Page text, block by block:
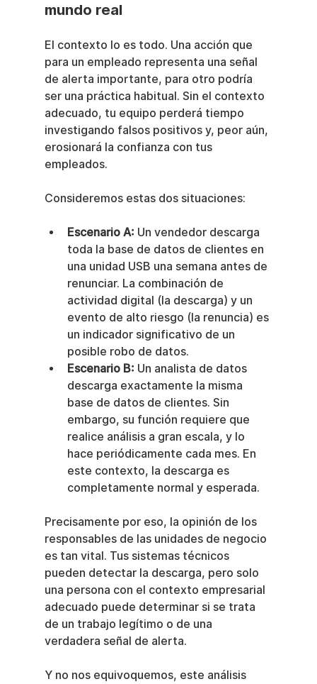
mundo real
El contexto lo es todo. Una acción que
para un empleado representa una señal
de alerta importante, para otro podría
ser una práctica habitual. Sin el contexto
adecuado, tu equipo perderá tiempo
investigando falsos positivos y, peor aún,
erosionará la confianza con tus
empleados.
Consideremos estas dos situaciones:
Escenario A: Un vendedor descarga
toda la base de datos de clientes en
una unidad USB una semana antes de
renunciar. La combinación de
actividad digital (la descarga) y un
evento de alto riesgo (la renuncia) es
un indicador significativo de un
posible robo de datos.
Escenario B: Un analista de datos
descarga exactamente la misma
base de datos de clientes. Sin
embargo, su función requiere que
realice análisis a gran escala, y lo
hace periódicamente cada mes. En
este contexto, la descarga es
completamente normal y esperada.
Precisamente por eso, la opinión de los
responsables de las unidades de negocio
es tan vital. Tus sistemas técnicos
pueden detectar la descarga, pero solo
una persona con el contexto empresarial
adecuado puede determinar si se trata
de un trabajo legítimo o de una
verdadera señal de alerta.
Y no nos equivoquemos, este análisis